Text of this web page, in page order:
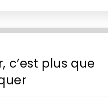
c’est plus que